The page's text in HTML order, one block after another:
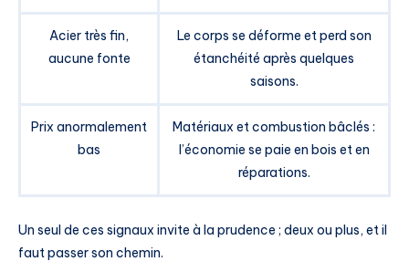
Acier très fin,
aucune fonte
Le corps se déforme et perd son
étanchéité après quelques
saisons.
Prix anormalement
bas
Matériaux et combustion bâclés :
l’économie se paie en bois et en
réparations.
Un seul de ces signaux invite à la prudence ; deux ou plus, et il
faut passer son chemin.